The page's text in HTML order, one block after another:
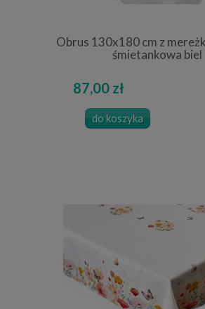
Obrus 130x180 cm z
śmietankowa biel
87,00 zł
do koszyka